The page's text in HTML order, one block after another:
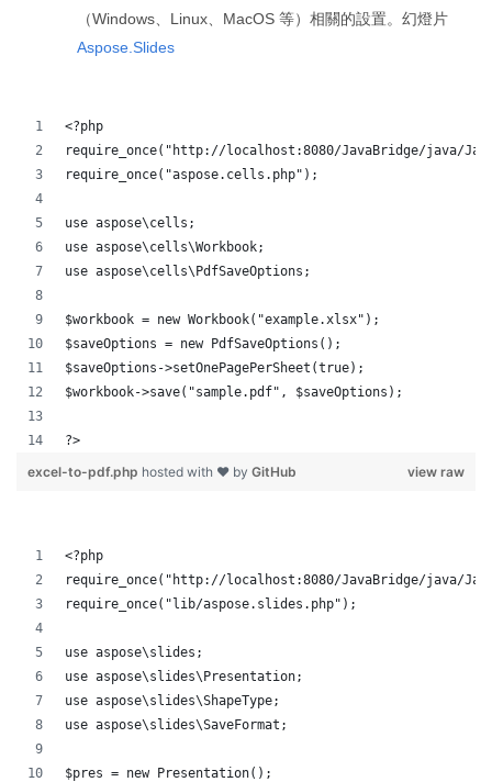
（Windows、Linux、MacOS 等）相關的設置。幻燈片
Aspose.Slides
<?php
require_once("http://localhost:8080/JavaBridge/java/
require_once("aspose.cells.php");
use aspose\cells;
use aspose\cells\Workbook;
use aspose\cells\PdfSaveOptions;
$workbook = new Workbook("example.xlsx");
$saveOptions = new PdfSaveOptions();
$saveOptions->setOnePagePerSheet(true);
$workbook->save("sample.pdf", $saveOptions);
?>
view raw
excel-to-pdf.php hosted with ❤ by GitHub
<?php
require_once("http://localhost:8080/JavaBridge/java/
require_once("lib/aspose.slides.php");
use aspose\slides;
use aspose\slides\Presentation;
use aspose\slides\ShapeType;
use aspose\slides\SaveFormat;
$pres = new Presentation();